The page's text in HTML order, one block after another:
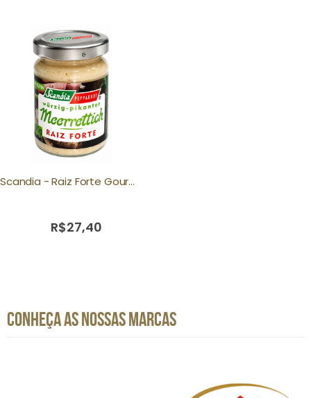
Scandia - Raiz Forte Gourmet 90g
R$27,40
CONHEÇA AS NOSSAS MARCAS